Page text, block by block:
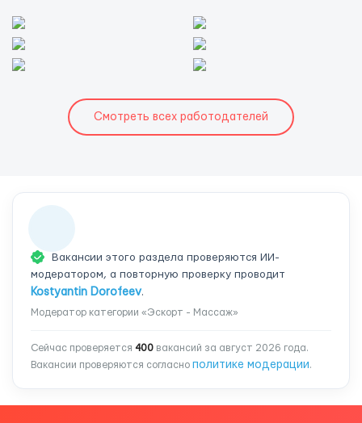
Смотреть всех работодателей
Вакансии этого раздела проверяются ИИ-
модератором, а повторную проверку проводит
Kostyantin Dorofeev.
Модератор категории «Эскорт - Массаж»
Сейчас проверяется 400 вакансий за август 2026 года.
Вакансии проверяются согласно политике модерации.